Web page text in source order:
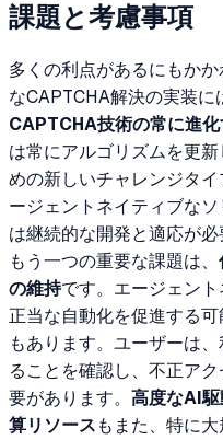
課題と考慮事項
多くの利点があるにもか
なCAPTCHA解決の実装に
CAPTCHA技術の常に進
は常にアルゴリズムを更
めの新しいチャレンジタ
ージェントネイティブな
は継続的な開発と適応が必
もう一つの重要な課題は、
の維持です。エージェント
正当な自動化を促進する
もあります。ユーザーは
ることを確認し、不正ア
要があります。 高度なAI
算リソース もまた、特に